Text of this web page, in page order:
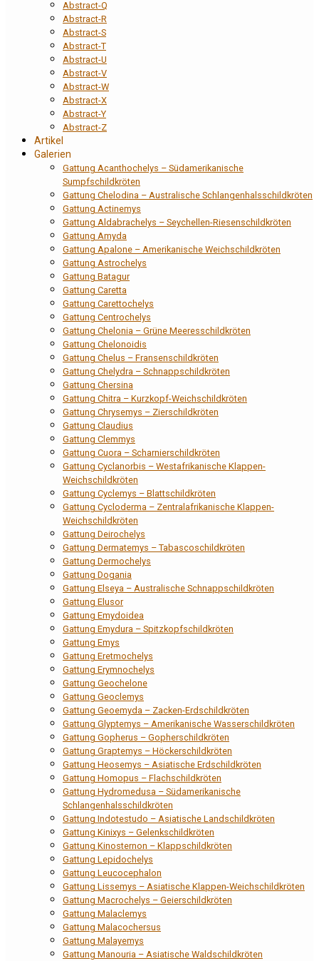
Abstract-Q
Abstract-R
Abstract-S
Abstract-T
Abstract-U
Abstract-V
Abstract-W
Abstract-X
Abstract-Y
Abstract-Z
Artikel
Galerien
Gattung Acanthochelys – Südamerikanische
Sumpfschildkröten
Gattung Chelodina – Australische Schlangenhalsschildkröten
Gattung Actinemys
Gattung Aldabrachelys – Seychellen-Riesenschildkröten
Gattung Amyda
Gattung Apalone – Amerikanische Weichschildkröten
Gattung Astrochelys
Gattung Batagur
Gattung Caretta
Gattung Carettochelys
Gattung Centrochelys
Gattung Chelonia – Grüne Meeresschildkröten
Gattung Chelonoidis
Gattung Chelus – Fransenschildkröten
Gattung Chelydra – Schnappschildkröten
Gattung Chersina
Gattung Chitra – Kurzkopf-Weichschildkröten
Gattung Chrysemys – Zierschildkröten
Gattung Claudius
Gattung Clemmys
Gattung Cuora – Scharnierschildkröten
Gattung Cyclanorbis – Westafrikanische Klappen-
Weichschildkröten
Gattung Cyclemys – Blattschildkröten
Gattung Cycloderma – Zentralafrikanische Klappen-
Weichschildkröten
Gattung Deirochelys
Gattung Dermatemys – Tabascoschildkröten
Gattung Dermochelys
Gattung Dogania
Gattung Elseya – Australische Schnappschildkröten
Gattung Elusor
Gattung Emydoidea
Gattung Emydura – Spitzkopfschildkröten
Gattung Emys
Gattung Eretmochelys
Gattung Erymnochelys
Gattung Geochelone
Gattung Geoclemys
Gattung Geoemyda – Zacken-Erdschildkröten
Gattung Glyptemys – Amerikanische Wasserschildkröten
Gattung Gopherus – Gopherschildkröten
Gattung Graptemys – Höckerschildkröten
Gattung Heosemys – Asiatische Erdschildkröten
Gattung Homopus – Flachschildkröten
Gattung Hydromedusa – Südamerikanische
Schlangenhalsschildkröten
Gattung Indotestudo – Asiatische Landschildkröten
Gattung Kinixys – Gelenkschildkröten
Gattung Kinosternon – Klappschildkröten
Gattung Lepidochelys
Gattung Leucocephalon
Gattung Lissemys – Asiatische Klappen-Weichschildkröten
Gattung Macrochelys – Geierschildkröten
Gattung Malaclemys
Gattung Malacochersus
Gattung Malayemys
Gattung Manouria – Asiatische Waldschildkröten